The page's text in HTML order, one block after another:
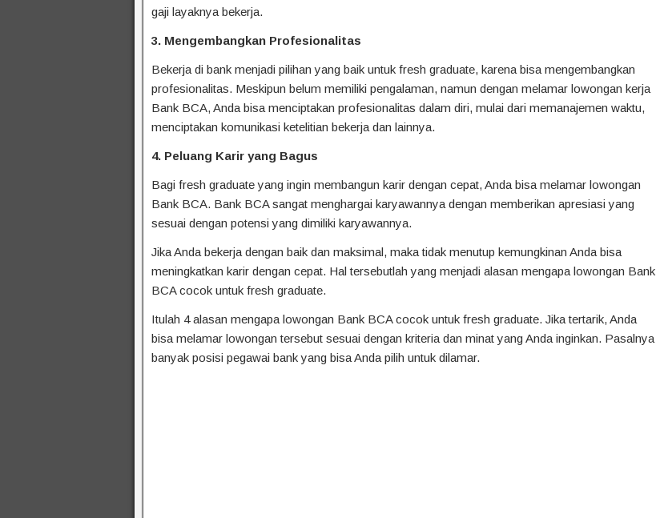
gaji layaknya bekerja.
3. Mengembangkan Profesionalitas
Bekerja di bank menjadi pilihan yang baik untuk fresh graduate, karena bisa mengembangkan
profesionalitas. Meskipun belum memiliki pengalaman, namun dengan melamar lowongan kerja
Bank BCA, Anda bisa menciptakan profesionalitas dalam diri, mulai dari memanajemen waktu,
menciptakan komunikasi ketelitian bekerja dan lainnya.
4. Peluang Karir yang Bagus
Bagi fresh graduate yang ingin membangun karir dengan cepat, Anda bisa melamar lowongan
Bank BCA. Bank BCA sangat menghargai karyawannya dengan memberikan apresiasi yang
sesuai dengan potensi yang dimiliki karyawannya.
Jika Anda bekerja dengan baik dan maksimal, maka tidak menutup kemungkinan Anda bisa
meningkatkan karir dengan cepat. Hal tersebutlah yang menjadi alasan mengapa lowongan Bank
BCA cocok untuk fresh graduate.
Itulah 4 alasan mengapa lowongan Bank BCA cocok untuk fresh graduate. Jika tertarik, Anda
bisa melamar lowongan tersebut sesuai dengan kriteria dan minat yang Anda inginkan. Pasalnya
banyak posisi pegawai bank yang bisa Anda pilih untuk dilamar.